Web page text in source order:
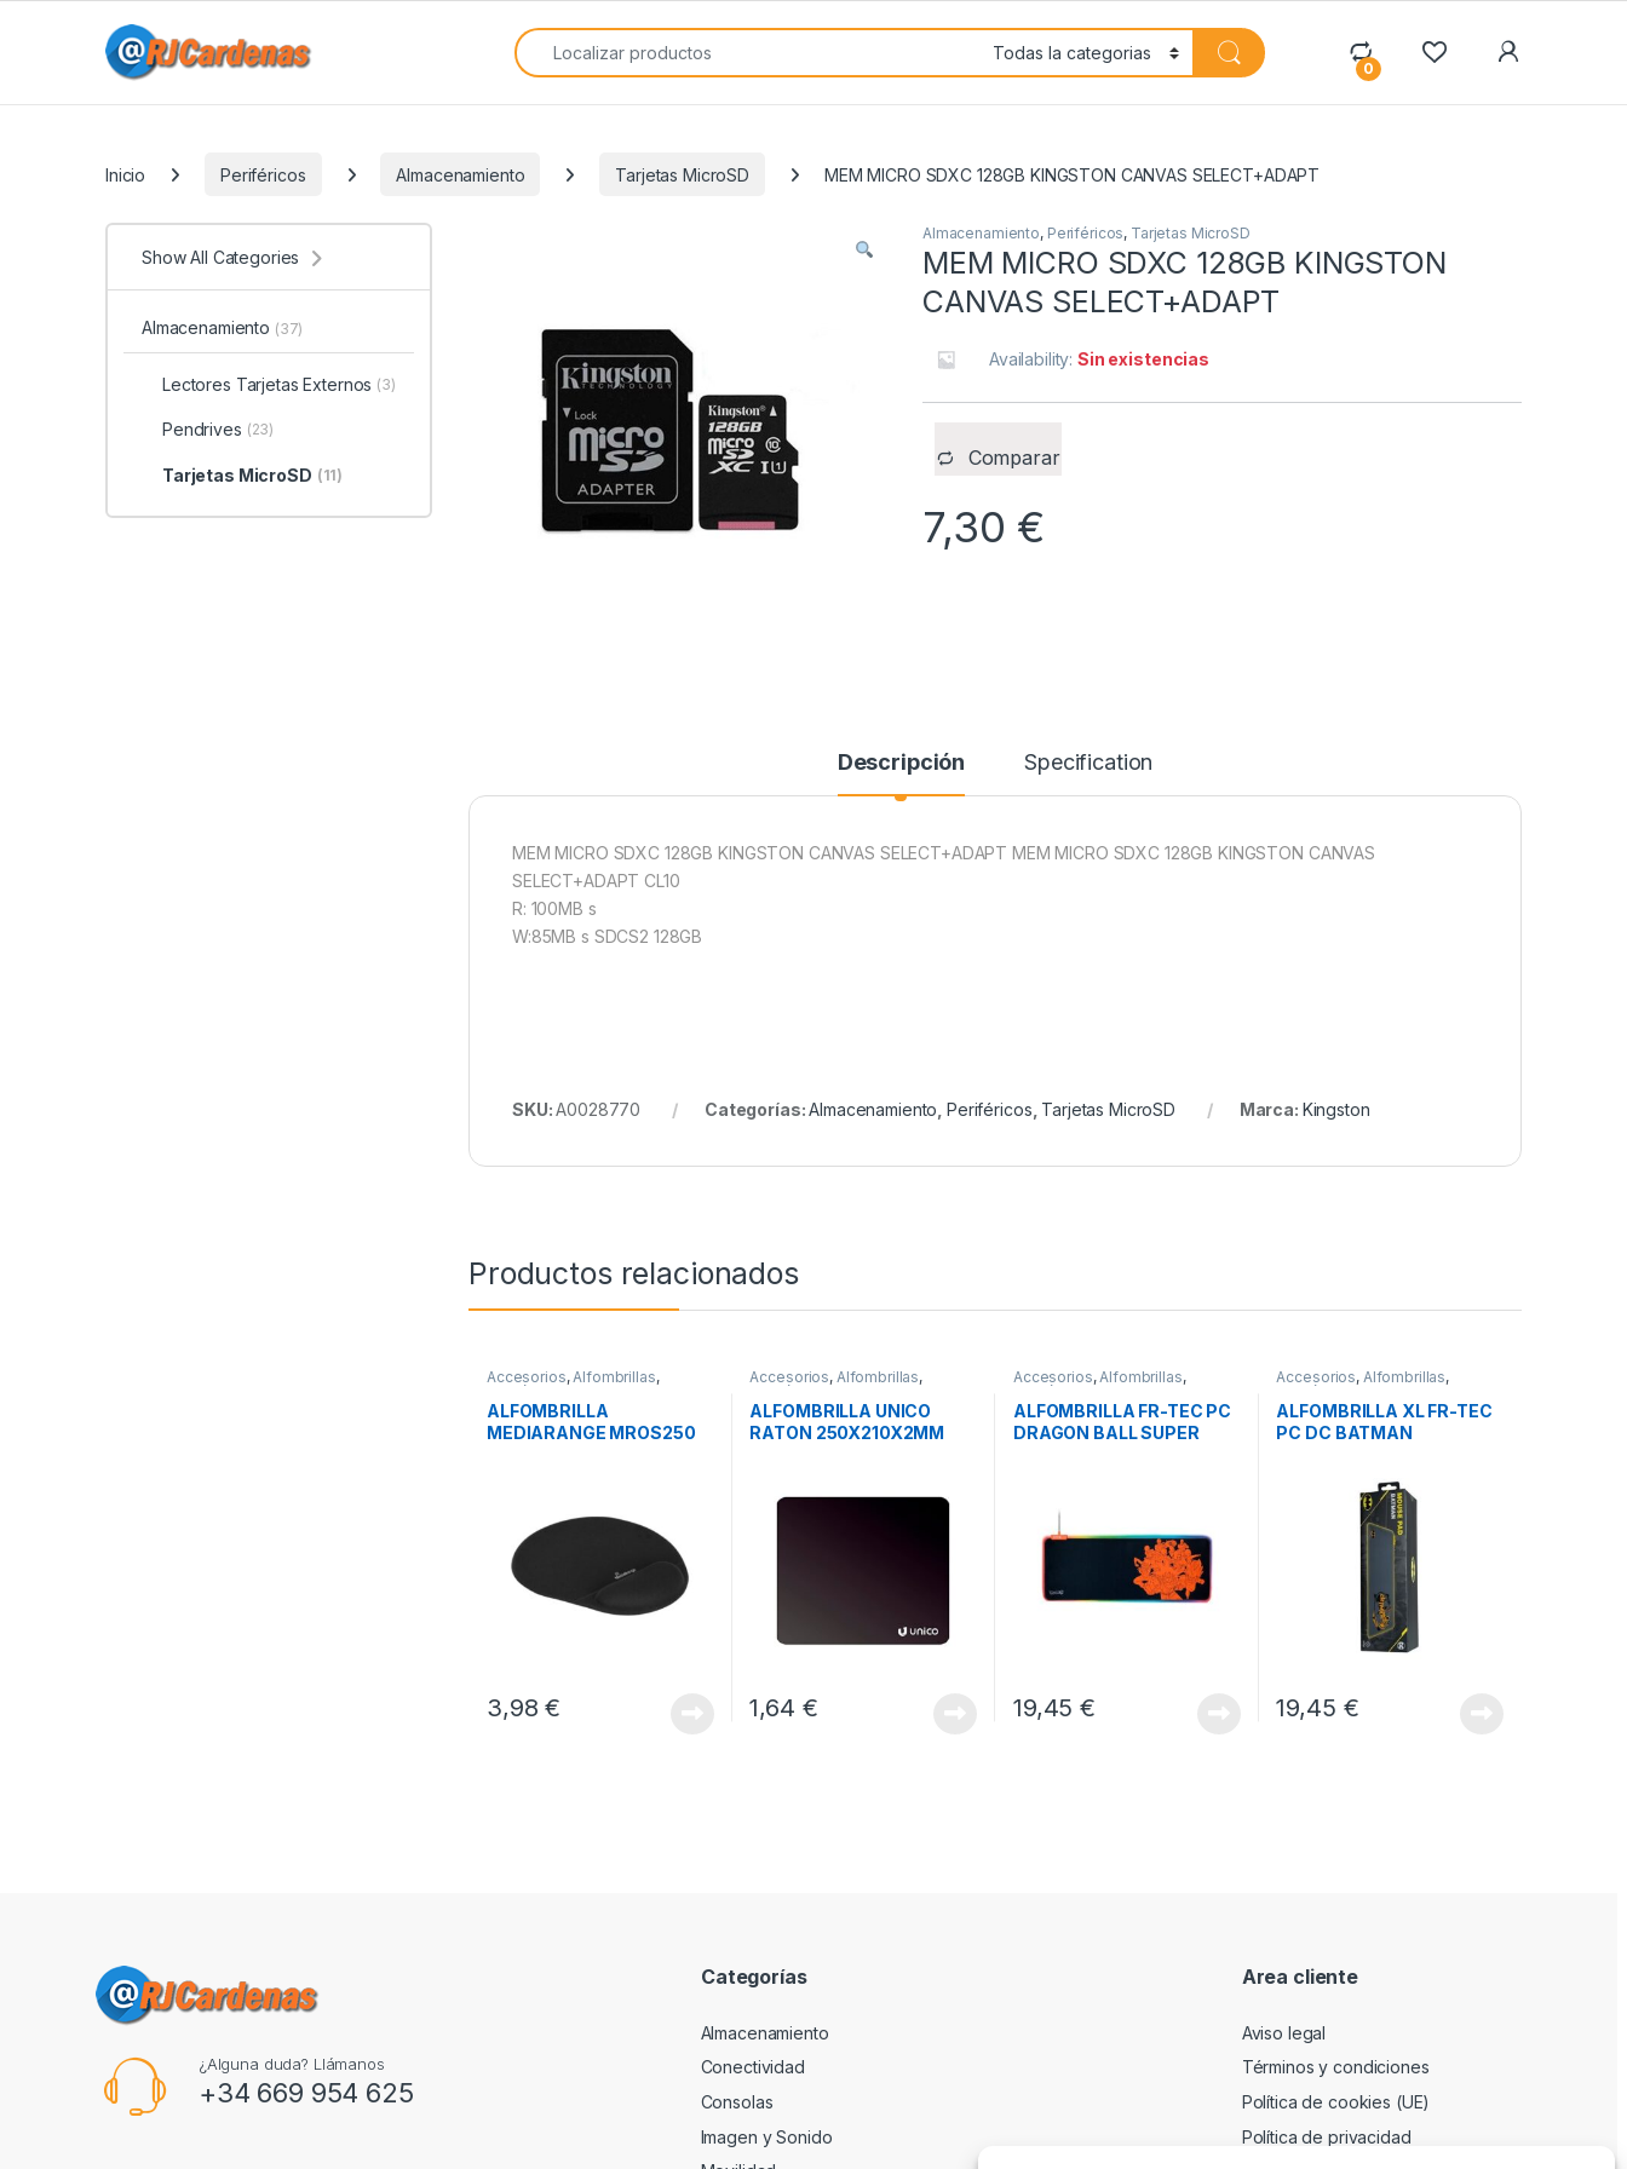
Search for:
0
Inicio Periféricos Almacenamiento Tarjetas MicroSD MEM MICRO SDXC 128GB KINGSTON CANVAS SELECT+ADAPT
Almacenamiento, Periféricos, Tarjetas MicroSD
MEM MICRO SDXC 128GB KINGSTON
CANVAS SELECT+ADAPT
Availability:Sin existencias
Comparar
7,30 €
Descripción Specification
MEM MICRO SDXC 128GB KINGSTON CANVAS SELECT+ADAPT MEM MICRO SDXC 128GB KINGSTON CANVAS
SELECT+ADAPT CL10
R: 100MB s
W:85MB s SDCS2 128GB
SKU:A0028770 Categorías:Almacenamiento ,Periféricos Tarjetas MicroSD Marca: Kingston
Productos relacionados
Accesorios,Alfombrillas,
Periféricos
ALFOMBRILLA
MEDIARANGE MROS250
3,98€
Accesorios, Alfombrillas,
Periféricos
ALFOMBRILLA UNICO
RATON 250X210X2MM
1,64 €
Accesorios,Alfombrillas,
Periféricos
ALFOMBRILLA FR-TEC PC
DRAGON BALL SUPER
19,45€
Accesorios, Alfombrillas,
Periféricos
ALFOMBRILLA XL FR-TEC
PC DC BATMAN
19,45 €
Show All Categories
Almacenamiento (37)
Lectores Tarjetas Externos (3)
Pendrives (23)
Tarjetas MicroSD (11)
¿Alguna duda? Llámanos
+34 669 954 625
Categorías
Almacenamiento
Conectividad
Consolas
Imagen y Sonido
Area cliente
Aviso legal
Términos y condiciones
Política de cookies (UE)
Política de privacidad